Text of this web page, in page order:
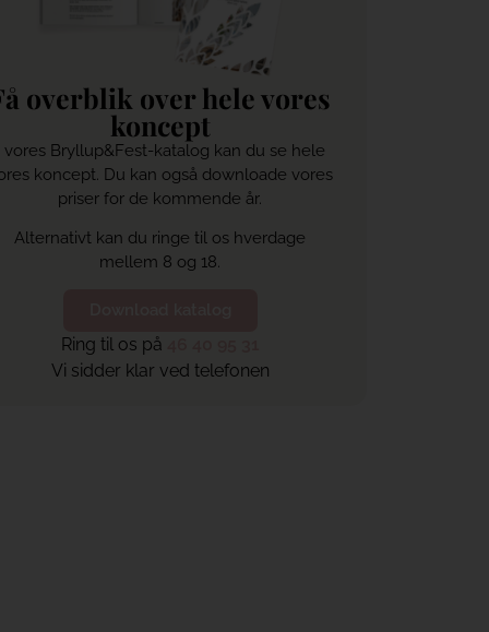
overblik over hele vores
koncept
vores Bryllup&Fest-katalog kan du se hele
koncept. Du kan også downloade vores
priser for de kommende år.
Alternativt kan du ringe til os hverdage
mellem 8 og 18.
Ring til os på
Vi sidder klar ved telefonen